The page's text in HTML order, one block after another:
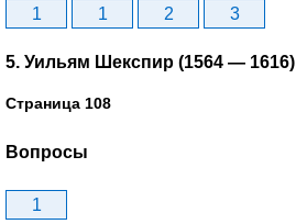
1 1 2 3
5. Уильям Шекспир (1564 — 1616)
Страница 108
Вопросы
1